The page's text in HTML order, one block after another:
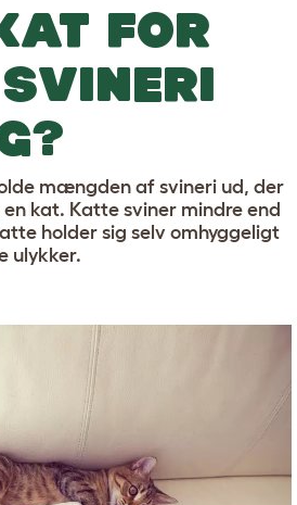
FOR
mængden af svineri ud, der
kat. Katte sviner mindre end
holder sig selv omhyggeligt
ulykker.